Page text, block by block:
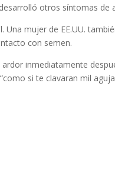
otros síntomas de
Una mujer de EE.UU.
con semen.
inmediatamente
si te clavaran mil